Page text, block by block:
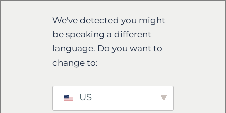
We've detected you might
be speaking a different
language. Do you want to
change to:
US